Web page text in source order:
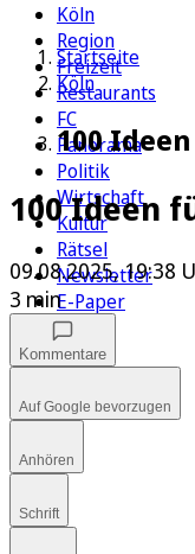
Köln
Region
Freizeit
Restaurants
FC
Panorama
Politik
Wirtschaft
Kultur
Rätsel
Newsletter
E-Paper
Startseite
Köln
100
100 Ideen
09.08.2025, 19:38
3 min
Kommentare
Auf Google bevorzugen
Anhören
Schrift